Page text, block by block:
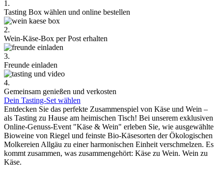
1.
Tasting Box wählen und online bestellen
2.
Wein-Käse-Box per Post erhalten
3.
Freunde einladen
4.
Gemeinsam genießen und verkosten
Dein Tasting-Set wählen
Entdecken Sie das perfekte Zusammenspiel von Käse und Wein –
als Tasting zu Hause am heimischen Tisch! Bei unserem exklusiven
Online-Genuss-Event "Käse & Wein" erleben Sie, wie ausgewählte
Bioweine von Riegel und feinste Bio-Käsesorten der Ökologischen
Molkereien Allgäu zu einer harmonischen Einheit verschmelzen. Es
kommt zusammen, was zusammengehört: Käse zu Wein. Wein zu
Käse.